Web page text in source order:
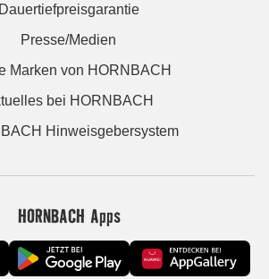
Dauertiefpreisgarantie
Presse/Medien
Marken von HORNBACH
bei HORNBACH
Hinweisgebersystem
HORNBACH Apps